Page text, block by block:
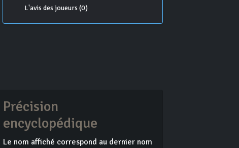
L'avis des joueurs (0)
Précision
encyclopédique
Le nom affiché correspond au dernier nom